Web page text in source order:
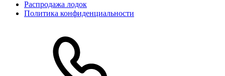
Распродажа лодок
Политика конфиденциальности